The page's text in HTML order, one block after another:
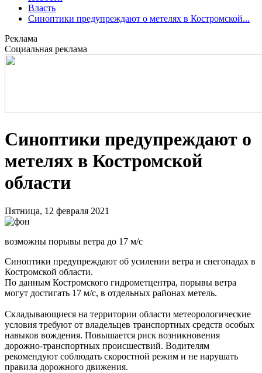
Власть
Синоптики предупреждают о метелях в Костромской...
Реклама
Социальная реклама
Синоптики предупреждают о
метелях в Костромской
области
Пятница, 12 февраля 2021
возможны порывы ветра до 17 м/с
Синоптики предупреждают об усилении ветра и снегопадах в
Костромской области.
По данным Костромского гидрометцентра, порывы ветра
могут достигать 17 м/с, в отдельных районах метель.
Складывающиеся на территории области метеорологические
условия требуют от владельцев транспортных средств особых
навыков вождения. Повышается риск возникновения
дорожно-транспортных происшествий. Водителям
рекомендуют соблюдать скоростной режим и не нарушать
правила дорожного движения.